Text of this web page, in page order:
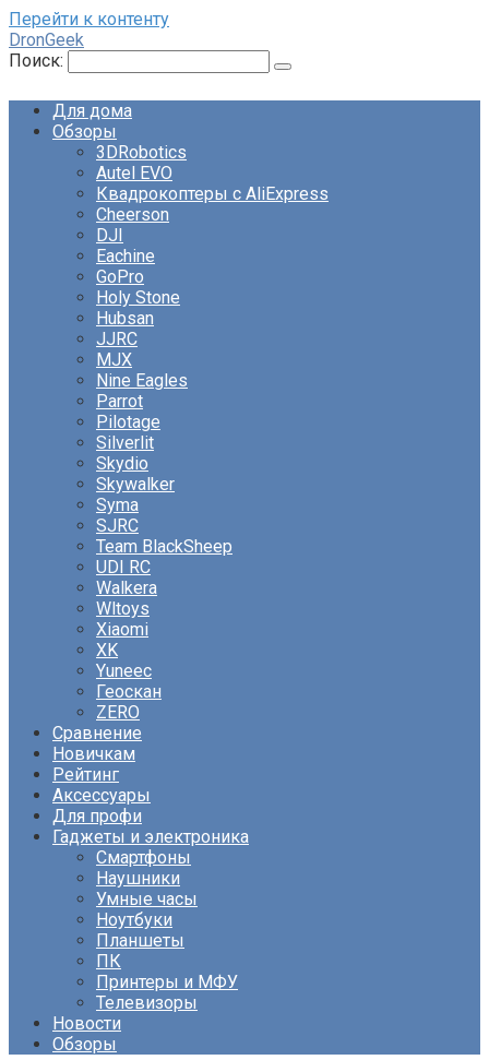
Перейти к контенту
DronGeek
Поиск:
Для дома
Обзоры
3DRobotics
Autel EVO
Квадрокоптеры с AliExpress
Cheerson
DJI
Eachine
GoPro
Holy Stone
Hubsan
JJRC
MJX
Nine Eagles
Parrot
Pilotage
Silverlit
Skydio
Skywalker
Syma
SJRC
Team BlackSheep
UDI RC
Walkera
Wltoys
Xiaomi
XK
Yuneec
Геоскан
ZERO
Сравнение
Новичкам
Рейтинг
Аксессуары
Для профи
Гаджеты и электроника
Смартфоны
Наушники
Умные часы
Ноутбуки
Планшеты
ПК
Принтеры и МФУ
Телевизоры
Новости
Обзоры